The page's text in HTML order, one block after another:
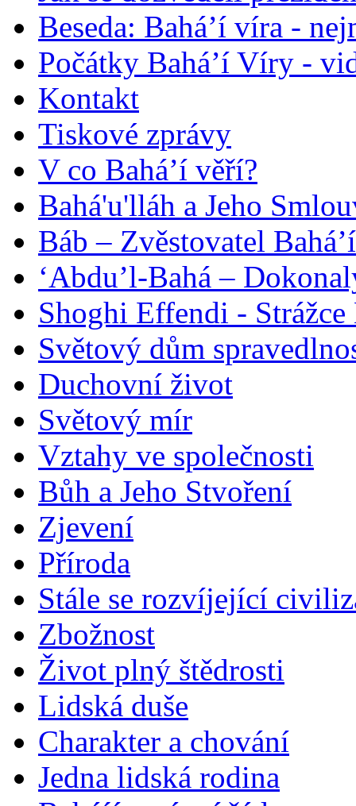
Beseda: Bahá’í víra -
Počátky Bahá’í Víry -
Kontakt
Tiskové zprávy
V co Bahá’í věří?
Bahá'u'lláh a Jeho
Báb – Zvěstovatel
‘Abdu’l-Bahá –
Shoghi Effendi -
Světový dům
Duchovní život
Světový mír
Vztahy ve společnosti
Bůh a Jeho Stvoření
Zjevení
Příroda
Stále se rozvíjející
Zbožnost
Život plný štědrosti
Lidská duše
Charakter a chování
Jedna lidská rodina